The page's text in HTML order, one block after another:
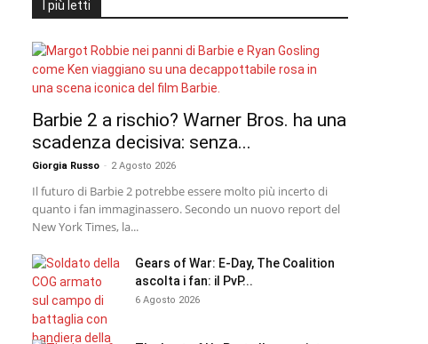
I più letti
Barbie 2 a rischio? Warner Bros. ha una
scadenza decisiva: senza...
Giorgia Russo - 2 Agosto 2026
Il futuro di Barbie 2 potrebbe essere molto più incerto di
quanto i fan immaginassero. Secondo un nuovo report del
New York Times, la...
Gears of War: E-Day, The Coalition
ascolta i fan: il PvP...
6 Agosto 2026